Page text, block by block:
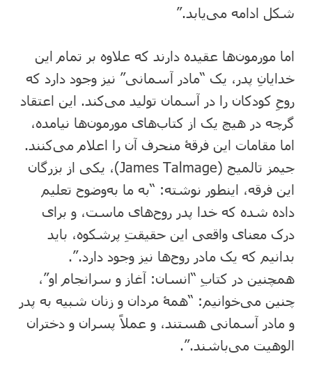
شکل ادامه می‌یابد.”
اما مورمون‌ها عقیده دارند که علاوه بر تمام این
خدایانِ پدر، یک “مادر آسمانی” نیز وجود دارد که
روحِ کودکان را در آسمان تولید می‌کند. این اعتقاد
گرچه در هیچ یک از کتاب‌های مورمون‌ها نیامده،
اما مقامات این فرقۀ منحرف آن را اعلام می‌کنند.
جیمز تالمیج (James Talmage)، یکی از بزرگان
این فرقه، اینطور نوشته: “به ما به‌وضوح تعلیم
داده شده که خدا پدر روح‌های ماست، و برای
درک معنای واقعی این حقیقتِ پرشکوه، باید
بدانیم که یک مادر روح‌ها نیز وجود دارد.”.
همچنین در کتابِ “انسان: آغاز و سرانجام او”،
چنین می‌خوانیم: “همۀ مردان و زنان شبیه به پدر
و مادر آسمانی هستند، و عملاً پسران و دختران
الوهیت می‌باشند.”.